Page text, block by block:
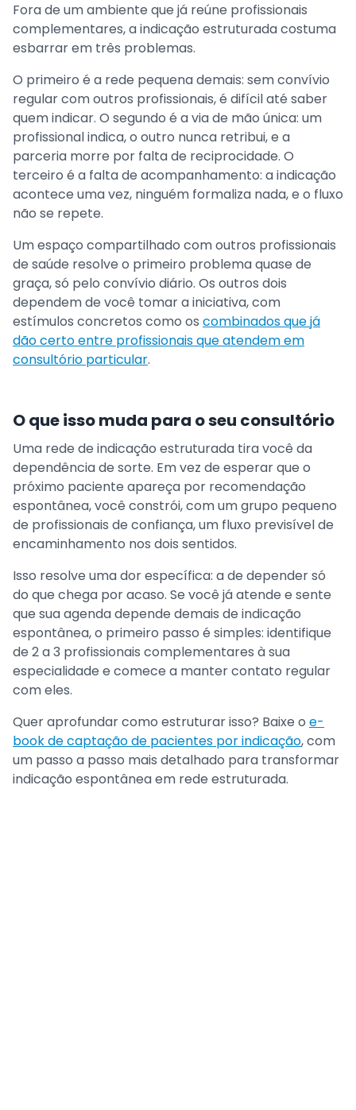
Fora de um ambiente que já reúne profissionais
complementares, a indicação estruturada costuma
esbarrar em três problemas.
O primeiro é a rede pequena demais: sem convívio
regular com outros profissionais, é difícil até saber
quem indicar. O segundo é a via de mão única: um
profissional indica, o outro nunca retribui, e a
parceria morre por falta de reciprocidade. O
terceiro é a falta de acompanhamento: a indicação
acontece uma vez, ninguém formaliza nada, e o fluxo
não se repete.
Um espaço compartilhado com outros profissionais
de saúde resolve o primeiro problema quase de
graça, só pelo convívio diário. Os outros dois
dependem de você tomar a iniciativa, com
estímulos concretos como os combinados que já
dão certo entre profissionais que atendem em
consultório particular.
O que isso muda para o seu consultório
Uma rede de indicação estruturada tira você da
dependência de sorte. Em vez de esperar que o
próximo paciente apareça por recomendação
espontânea, você constrói, com um grupo pequeno
de profissionais de confiança, um fluxo previsível de
encaminhamento nos dois sentidos.
Isso resolve uma dor específica: a de depender só
do que chega por acaso. Se você já atende e sente
que sua agenda depende demais de indicação
espontânea, o primeiro passo é simples: identifique
de 2 a 3 profissionais complementares à sua
especialidade e comece a manter contato regular
com eles.
Quer aprofundar como estruturar isso? Baixe o e-
book de captação de pacientes por indicação, com
um passo a passo mais detalhado para transformar
indicação espontânea em rede estruturada.